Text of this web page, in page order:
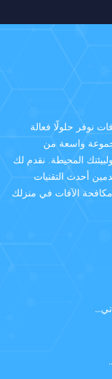
نوفر حلولًا فعالة
واسعة من
المحيطة. نقدم لك
أحدث التقنيات
مكافحة الآفات في منزلك